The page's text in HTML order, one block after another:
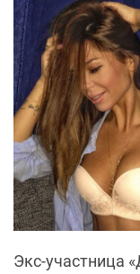
Экс-участница